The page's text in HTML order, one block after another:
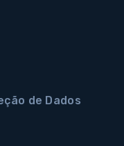
de Dados